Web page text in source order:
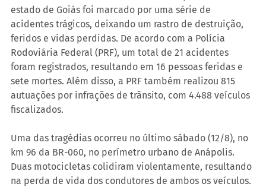
estado de Goiás foi marcado por uma série de
acidentes trágicos, deixando um rastro de destruição,
feridos e vidas perdidas. De acordo com a Polícia
Rodoviária Federal (PRF), um total de 21 acidentes
foram registrados, resultando em 16 pessoas feridas e
sete mortes. Além disso, a PRF também realizou 815
autuações por infrações de trânsito, com 4.488 veículos
fiscalizados.
Uma das tragédias ocorreu no último sábado (12/8), no
km 96 da BR-060, no perímetro urbano de Anápolis.
Duas motocicletas colidiram violentamente, resultando
na perda de vida dos condutores de ambos os veículos.